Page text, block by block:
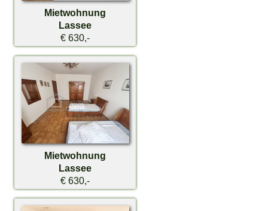
Mietwohnung
Lassee
€ 630,-
Mietwohnung
Lassee
€ 630,-